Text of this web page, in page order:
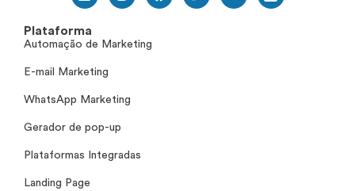
Plataforma
Automação de Marketing
E-mail Marketing
WhatsApp Marketing
Gerador de pop-up
Plataformas Integradas
Landing Page